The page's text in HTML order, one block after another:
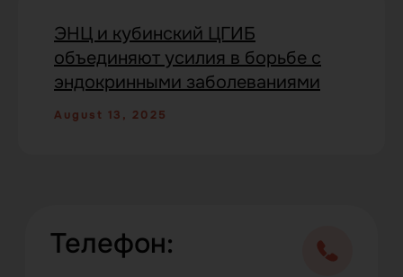
ЭНЦ и кубинский ЦГИБ
объединяют усилия в борьбе с
эндокринными заболеваниями
August 13, 2025
Головной офис:
143003 г. Одинцово, ул. Маршала
Неделина, д. 6Б, офис 717